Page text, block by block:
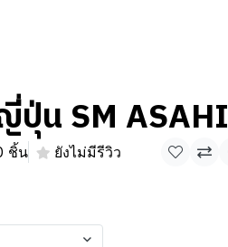
ปุ่น SM ASAHI
ชิ้น ยังไม่มีรีวิว